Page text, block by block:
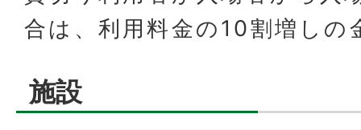
合は、利用料金の10割増しの
施設